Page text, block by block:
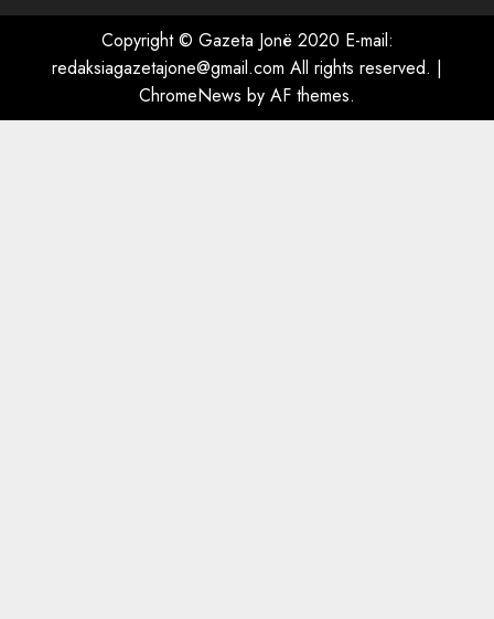
AUGUST 7, 2026
Copyright © Gazeta Jonë 2020 E-mail:
redaksiagazetajone@gmail.com All rights reserved. |
ChromeNews by AF themes.